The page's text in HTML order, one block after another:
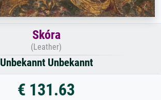
Skóra
(Leather)
Unbekannt Unbekannt
€ 131.63